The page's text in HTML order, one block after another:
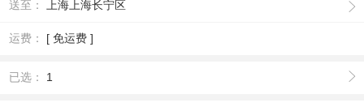
送至： 上海上海长宁区
运费： [ 免运费 ]
已选： 1